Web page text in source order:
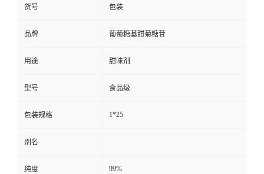
货号 包装
品牌 葡萄糖基甜菊糖苷
用途 甜味剂
型号 食品级
包装规格 1*25
别名
纯度 99%